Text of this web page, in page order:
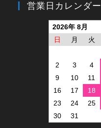
営業日カレンダー
2026年 8月
日
月 火
2
3 4
9
10 11
16
17 18
23
24 25
30
31